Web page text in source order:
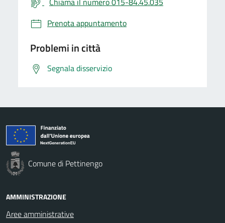
Prenota appuntamento
Problemi in città
Segnala disservizio
Comune di Pettinengo
AMMINISTRAZIONE
Aree amministrative